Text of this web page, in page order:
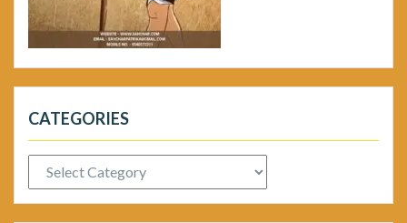
CATEGORIES
Categories